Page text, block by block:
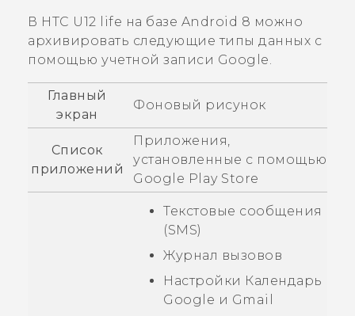
В HTC U12 life на базе Android 8 можно
архивировать следующие типы данных с
помощью учетной записи Google
Главный
экран
Фоновый рисунок
Список
приложений
Приложения,
установленные с помощью
Google Play Store
Текстовые сообщения
(SMS)
Журнал вызовов
Настройки Календарь
Google и Gmail